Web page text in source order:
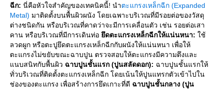
ฉีก: นี่คือหัวใจสำคัญของเทคนิคนี้! นำตะแกรงเหล็กฉีก (Expanded
Metal) มาติดตั้งบนพื้นผิวผนัง โดยเฉพาะบริเวณที่มีรอยต่อของวัสดุ
ต่างชนิดกัน หรือบริเวณที่คาดว่าจะมีการเคลื่อนตัว เช่น รอยต่อเสา
คาน หรือบริเวณที่มีการเดินท่อ ึดตะแกรงเหล็กฉีกให้แน่นหนา: ช้
ลวดผูก หรือตะปูยึดตะแกรงเหล็กฉีกกับผนังให้แน่นหนา เพื่อให้
ตะแกรงไม่ขยับขณะฉาบปูน ตรวจสอบให้ตะแกรงมีความตึงและ
นบสนิทกับพื้นผิว ฉาบปูนชั้นแรก (ปูนสลัดดอก): ฉาบปูนชั้นแรกให้
ทั่วบริเวณที่ติดตั้งตะแกรงเหล็กฉีก โดยเน้นให้ปูนแทรกตัวเข้าไปใน
ช่องของตะแกรง เพื่อสร้างการยึดเกาะที่ดี ฉาบปูนชั้นกลาง (ปูน